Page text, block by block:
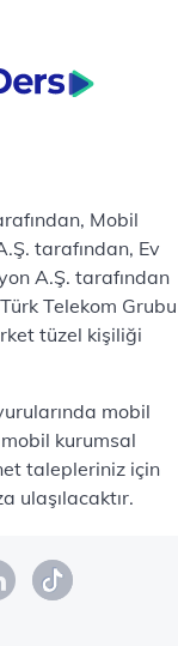
Mobil
tarafından, Ev
A.Ş. tarafından
Telekom Grubu
tüzel kişiliği
mobil
kurumsal
talepleriniz için
ulaşılacaktır.